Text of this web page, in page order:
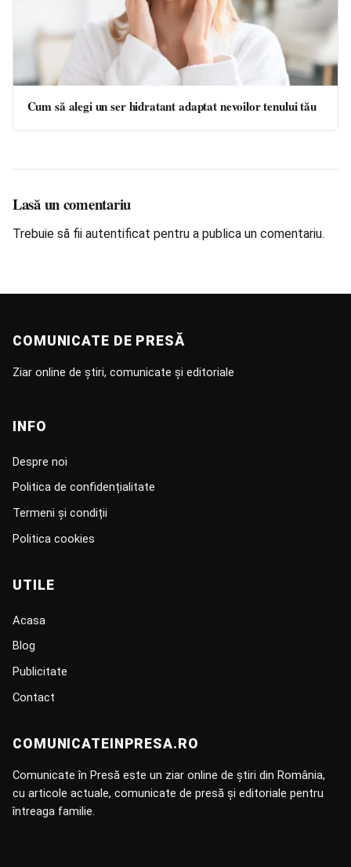
Cum să alegi un ser hidratant adaptat nevoilor tenului tău
Lasă un comentariu
Trebuie să fii autentificat pentru a publica un comentariu.
COMUNICATE DE PRESĂ
Ziar online de știri, comunicate și editoriale
INFO
Despre noi
Politica de confidențialitate
Termeni și condiții
Politica cookies
UTILE
Acasa
Blog
Publicitate
Contact
COMUNICATEINPRESA.RO
Comunicate în Presă este un ziar online de știri din România,
cu articole actuale, comunicate de presă și editoriale pentru
întreaga familie.